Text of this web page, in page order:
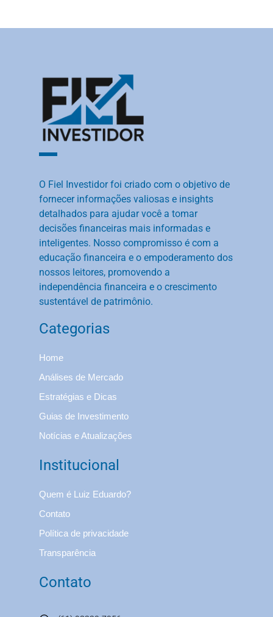
O Fiel Investidor foi criado com o objetivo de
fornecer informações valiosas e insights
detalhados para ajudar você a tomar
decisões financeiras mais informadas e
inteligentes. Nosso compromisso é com a
educação financeira e o empoderamento dos
nossos leitores, promovendo a
independência financeira e o crescimento
sustentável de patrimônio.
Categorias
Home
Análises de Mercado
Estratégias e Dicas
Guias de Investimento
Notícias e Atualizações
Institucional
Quem é Luiz Eduardo?
Contato
Política de privacidade
Transparência
Contato